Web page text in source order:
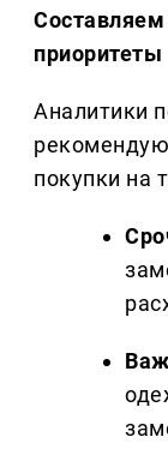
Составляем
приоритеты
Аналитики
покупки на